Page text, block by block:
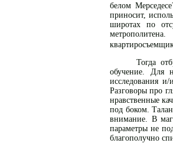
белом
приносит,
широтах по
Тогда
обучение. Для
исследования
Разговоры про
нравственные
под боком.
внимание. В
параметры не
благополучно